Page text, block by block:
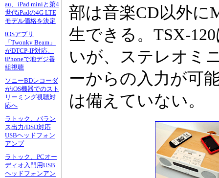
au、iPad miniと第4
世代iPadの4G LTE
モデル価格を決定
iOSアプリ
「Twonky Beam」
がDTCP-IP対応。
iPhoneで地デジ番
組視聴
ソニーBDレコーダ
がiOS機器でのスト
リーミング視聴対
応へ
ラトック、バラン
ス出力/DSD対応
USBヘッドフォン
アンプ
ラトック、PCオー
ディオ入門用USB
ヘッドフォンアン
部は音楽CD以外に
生できる。TSX-
いが、ステレオミ
ーからの入力が可
は備えていない。